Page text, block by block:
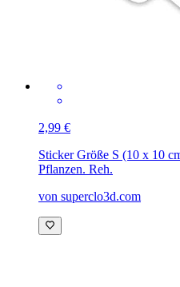
2,99 €
Sticker Größe S (10 x 10
Pflanzen. Reh.
von superclo3d.com